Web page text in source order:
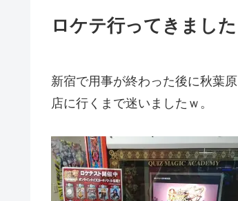
ロケテ行ってきました
新宿で用事が終わった後に秋葉
店に行くまで迷いましたｗ。